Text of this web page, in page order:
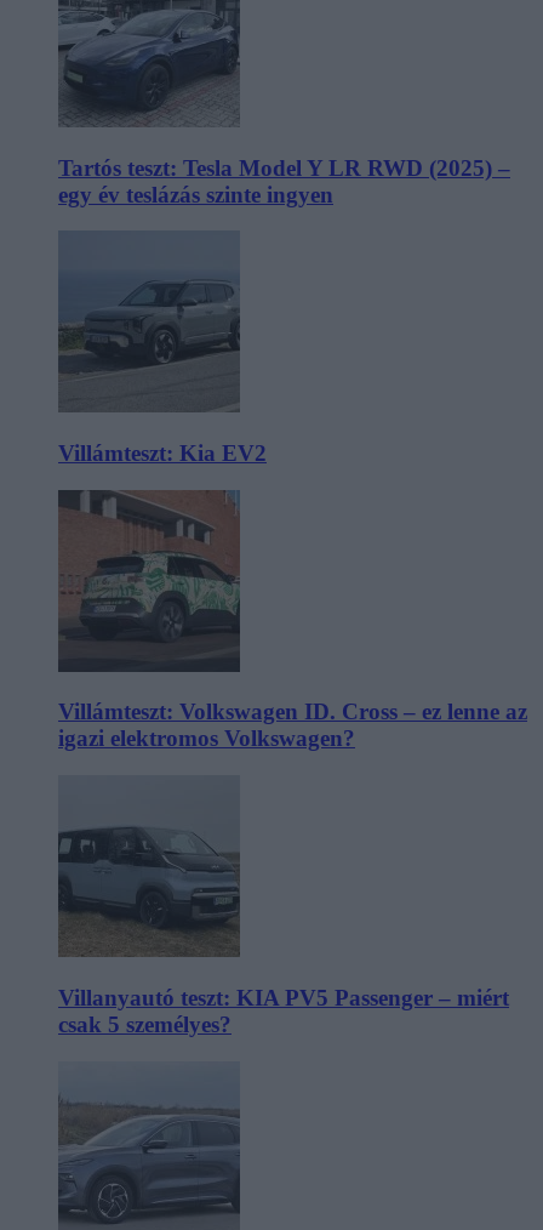
Tartós teszt: Tesla Model Y LR RWD (2025) –
egy év teslázás szinte ingyen
Villámteszt: Kia EV2
Villámteszt: Volkswagen ID. Cross – ez lenne az
igazi elektromos Volkswagen?
Villanyautó teszt: KIA PV5 Passenger – miért
csak 5 személyes?